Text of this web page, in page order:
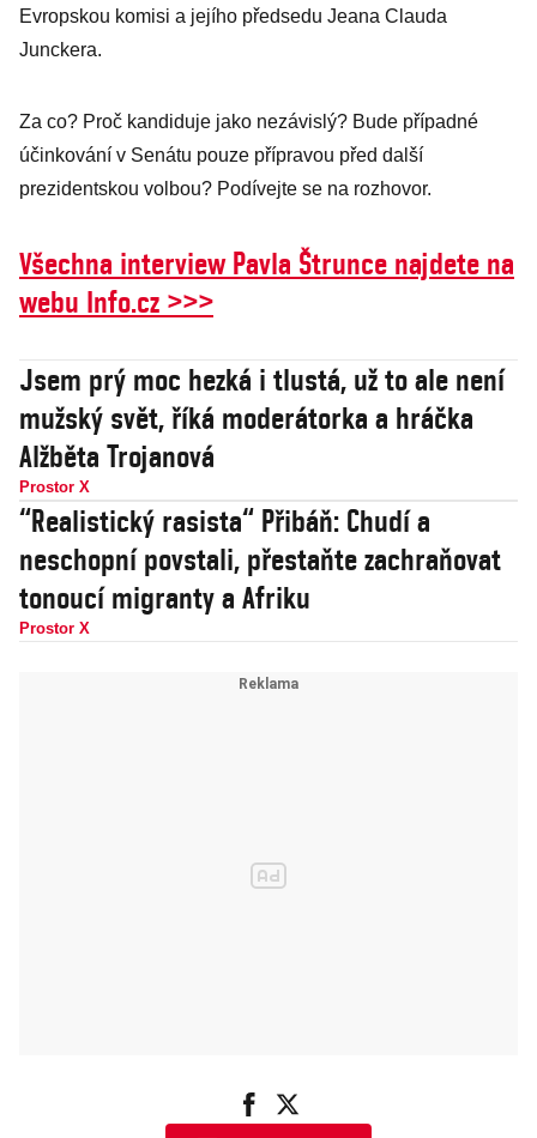
Evropskou komisi a jejího předsedu Jeana Clauda
Junckera.
Za co? Proč kandiduje jako nezávislý? Bude případné
účinkování v Senátu pouze přípravou před další
prezidentskou volbou? Podívejte se na rozhovor.
Všechna interview Pavla Štrunce najdete na
webu Info.cz >>>
Jsem prý moc hezká i tlustá, už to ale není
mužský svět, říká moderátorka a hráčka
Alžběta Trojanová
Prostor X
“Realistický rasista“ Přibáň: Chudí a
neschopní povstali, přestaňte zachraňovat
tonoucí migranty a Afriku
Prostor X